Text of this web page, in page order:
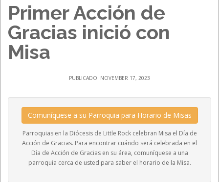
Primer Acción de
Gracias inició con
Misa
PUBLICADO: NOVEMBER 17, 2023
Comuníquese a su Parroquia para Horario de Misas
Parroquias en la Diócesis de Little Rock celebran Misa el Día de
Acción de Gracias. Para encontrar cuándo será celebrada en el
Día de Acción de Gracias en su área, comuníquese a una
parroquia cerca de usted para saber el horario de la Misa.